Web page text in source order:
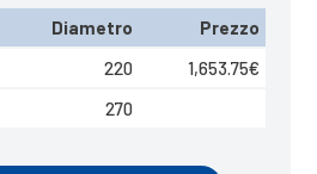
Diametro
Prezzo
220 1,653.75€
270